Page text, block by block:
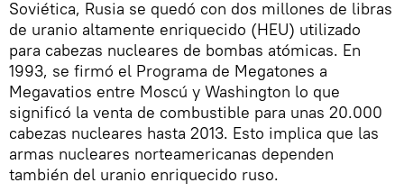
Soviética, Rusia se quedó con dos millones de libras
de uranio altamente enriquecido (HEU) utilizado
para cabezas nucleares de bombas atómicas. En
1993, se firmó el Programa de Megatones a
Megavatios entre Moscú y Washington lo que
significó la venta de combustible para unas 20.000
cabezas nucleares hasta 2013. Esto implica que las
armas nucleares norteamericanas dependen
también del uranio enriquecido ruso.